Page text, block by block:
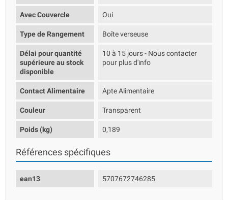
Avec Couvercle Oui
Type de Rangement Boîte verseuse
Délai pour quantité
supérieure au stock
disponible
10 à 15 jours - Nous contacter
pour plus d'info
Contact Alimentaire Apte Alimentaire
Couleur Transparent
Poids (kg) 0,189
Références spécifiques
ean13 5707672746285